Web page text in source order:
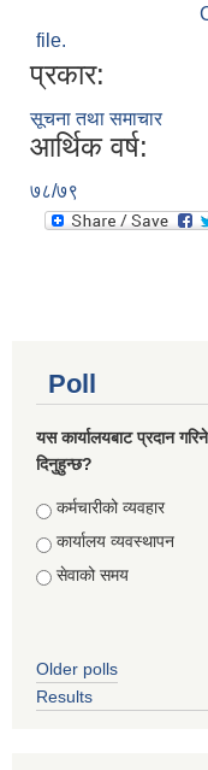
file.
प्रकार:
सूचना तथा समाचार
आर्थिक वर्ष:
७८/७९
Poll
यस कार्यालयबाट प्रदान
दिनुहुन्छ?
Choices
कर्मचारीको व्यवहार
कार्यालय व्यवस्थापन
सेवाको समय
Older polls
Results